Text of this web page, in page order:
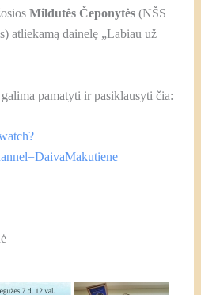
Mildutės Čeponytės(NŠS
atliekamą dainelę „Labiau už
pamatyti ir pasiklausyti čia: